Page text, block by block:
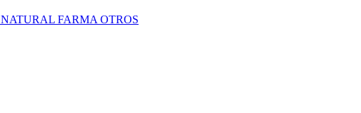
NATURAL FARMA OTROS